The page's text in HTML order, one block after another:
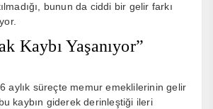
bunun da ciddi bir gelir farkı
Kaybı Yaşanıyor”
aylık süreçte memur emeklilerinin gelir
kaybın giderek derinleştiği ileri